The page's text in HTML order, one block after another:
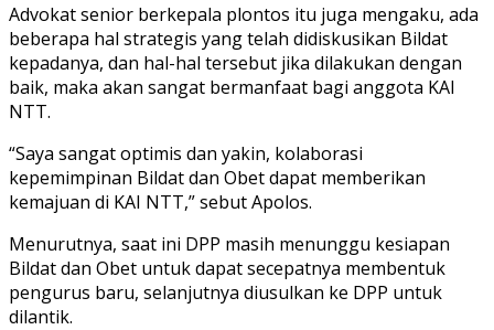
Advokat senior berkepala plontos itu juga mengaku, ada
beberapa hal strategis yang telah didiskusikan Bildat
kepadanya, dan hal-hal tersebut jika dilakukan dengan
baik, maka akan sangat bermanfaat bagi anggota KAI
NTT.
“Saya sangat optimis dan yakin, kolaborasi
kepemimpinan Bildat dan Obet dapat memberikan
kemajuan di KAI NTT,” sebut Apolos.
Menurutnya, saat ini DPP masih menunggu kesiapan
Bildat dan Obet untuk dapat secepatnya membentuk
pengurus baru, selanjutnya diusulkan ke DPP untuk
dilantik.